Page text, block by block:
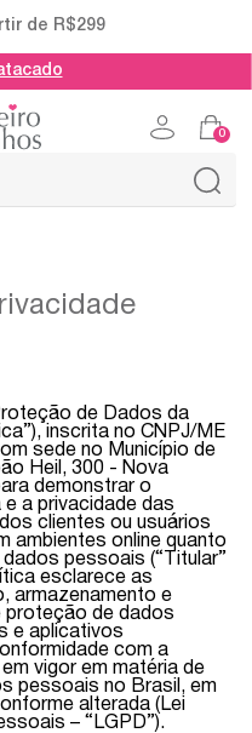
de R$299
0
de Dados da
inscrita no CNPJ/ME
sede no Município de
Heil, 300 - Nova
demonstrar o
a privacidade das
clientes ou usuários
ambientes online quanto
pessoais (“Titular”
esclarece as
armazenamento e
proteção de dados
e aplicativos
com a
vigor em matéria de
pessoais no Brasil, em
alterada (Lei
– “LGPD”).